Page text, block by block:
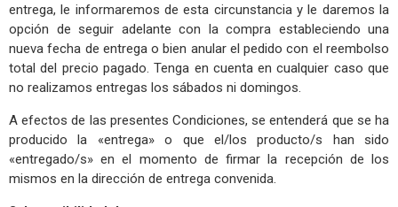
entrega, le informaremos de esta circunstancia y le daremos la
opción de seguir adelante con la compra estableciendo una
nueva fecha de entrega o bien anular el pedido con el reembolso
total del precio pagado. Tenga en cuenta en cualquier caso que
no realizamos entregas los sábados ni domingos.
A efectos de las presentes Condiciones, se entenderá que se ha
producido la «entrega» o que el/los producto/s han sido
«entregado/s» en el momento de firmar la recepción de los
mismos en la dirección de entrega convenida.